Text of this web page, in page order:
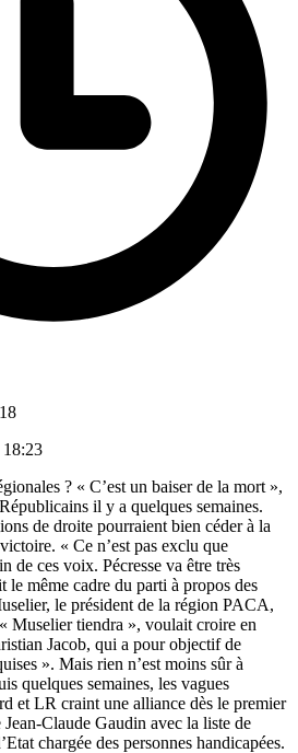
18:23
? « C’est un baiser de la mort »,
il y a quelques semaines.
de droite pourraient bien céder à la
« Ce n’est pas exclu que
de ces voix. Pécresse va être très
le même cadre du parti à propos des
le président de la région PACA,
Muselier tiendra », voulait croire en
Jacob, qui a pour objectif de
». Mais rien n’est moins sûr à
quelques semaines, les vagues
et LR craint une alliance dès le premier
Claude Gaudin avec la liste de
chargée des personnes handicapées.